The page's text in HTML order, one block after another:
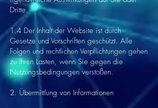
Dritte.
1.4 Der Inhalt der Website ist durch
Gesetze und Vorschriften geschützt. Alle
Folgen und rechtlichen Verpflichtungen gehen
zu Ihren Lasten, wenn Sie gegen die
Nutzungsbedingungen verstoßen.
2. Übermittlung von Informationen